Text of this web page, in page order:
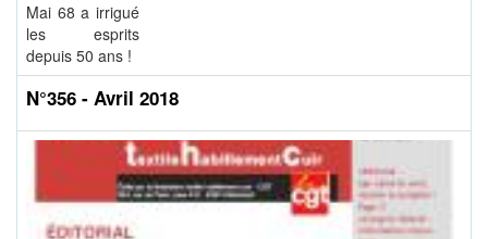
Mai 68 a irrigué
les esprits
depuis 50 ans !
N°356 - Avril 2018